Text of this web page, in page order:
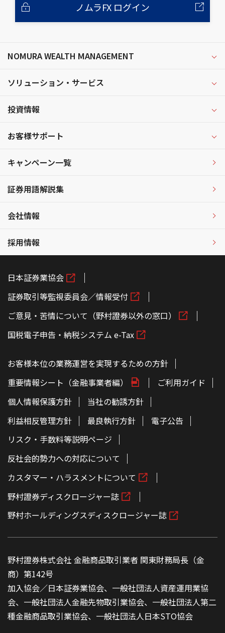
ノムラFX ログイン
NOMURA WEALTH MANAGEMENT
ソリューション・サービス
投資情報
お客様サポート
キャンペーン一覧
証券用語解説集
会社情報
採用情報
日本証券業協会
証券取引等監視委員会／情報受付
ご意見・苦情について（野村證券以外の窓口）
国税電子申告・納税システム e-Tax
お客様本位の業務運営を実現するための方針
重要情報シート（金融事業者編）
ご利用ガイド
個人情報保護方針
当社の勧誘方針
利益相反管理方針
最良執行方針
電子公告
リスク・手数料等説明ページ
反社会的勢力への対応について
カスタマー・ハラスメントについて
野村證券ディスクロージャー誌
野村ホールディングスディスクロージャー誌
野村證券株式会社 金融商品取引業者 関東財務局長（金
商）第142号
加入協会／日本証券業協会、一般社団法人資産運用業協
会、一般社団法人金融先物取引業協会、一般社団法人第二
種金融商品取引業協会、一般社団法人日本STO協会